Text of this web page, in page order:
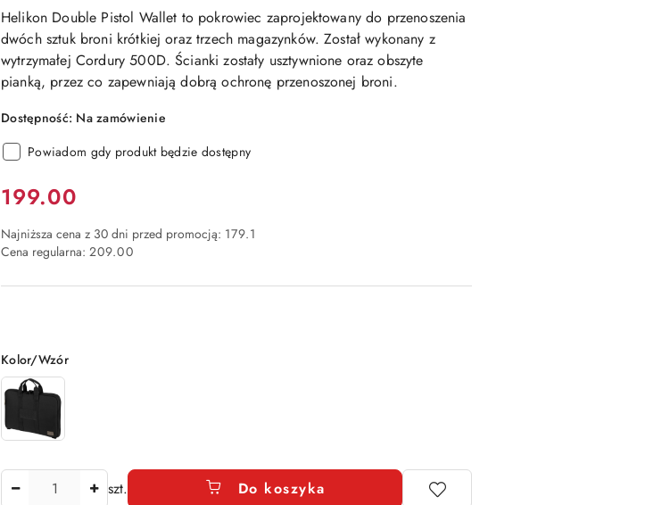
Helikon Double Pistol Wallet to pokrowiec zaprojektowany do przenoszenia
dwóch sztuk broni krótkiej oraz trzech magazynków. Został wykonany z
wytrzymałej Cordury 500D. Ścianki zostały usztywnione oraz obszyte
pianką, przez co zapewniają dobrą ochronę przenoszonej broni.
Dostępność: Na zamówienie
Powiadom gdy produkt będzie dostępny
Cena:
199.00
Najniższa cena z 30 dni przed promocją: 179.1
Cena regularna: 209.00
Wariant
Kolor/Wzór
szt. Do koszyka